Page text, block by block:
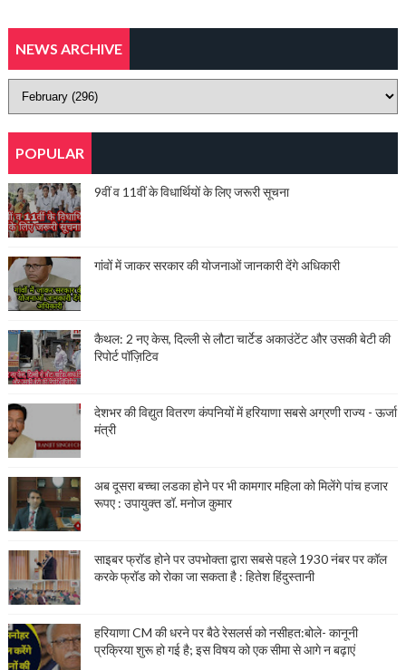
NEWS ARCHIVE
POPULAR
9वीं व 11वीं के विधार्थियों के लिए जरूरी सूचना
गांवों में जाकर सरकार की योजनाओं जानकारी देंगे अधिकारी
कैथल: 2 नए केस, दिल्ली से लौटा चार्टेड अकाउंटेंट और उसकी बेटी की
रिपोर्ट पॉज़िटिव
देशभर की विद्युत वितरण कंपनियों में हरियाणा सबसे अग्रणी राज्य - ऊर्जा
मंत्री
अब दूसरा बच्चा लडका होने पर भी कामगार महिला को मिलेंगे पांच हजार
रूपए : उपायुक्त डॉ. मनोज कुमार
साइबर फ्रॉड होने पर उपभोक्ता द्वारा सबसे पहले 1930 नंबर पर कॉल
करके फ्रॉड को रोका जा सकता है : हितेश हिंदुस्तानी
हरियाणा CM की धरने पर बैठे रेसलर्स को नसीहत:बोले- कानूनी
प्रक्रिया शुरू हो गई है; इस विषय को एक सीमा से आगे न बढ़ाएं